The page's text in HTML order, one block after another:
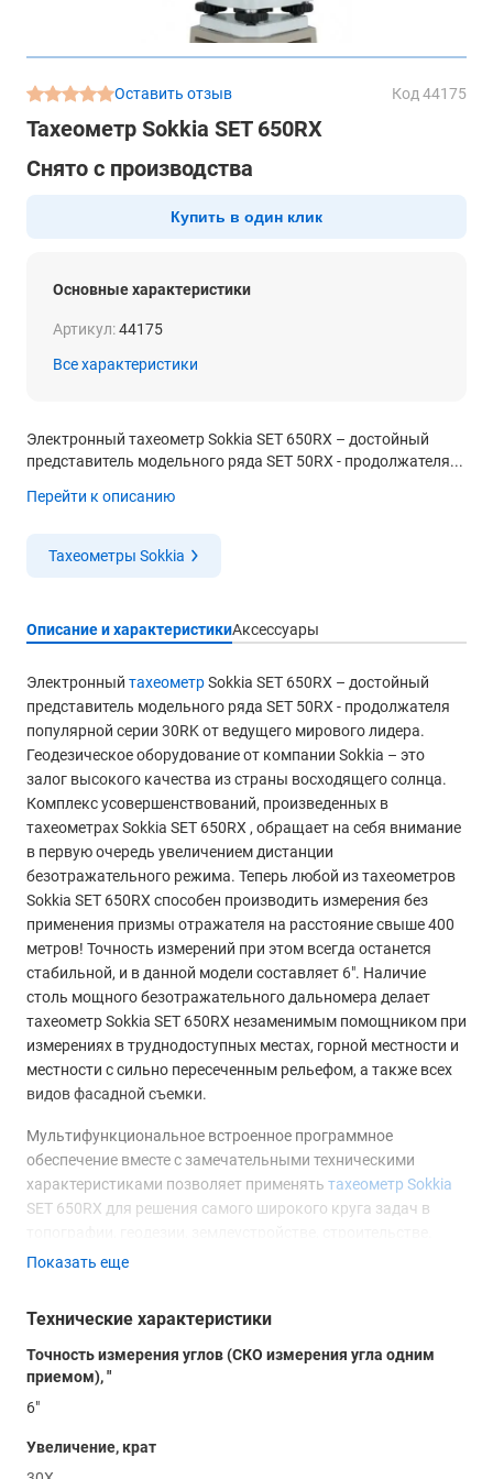
Оставить отзыв Код 44175
Тахеометр Sokkia SET 650RX
Снято с производства
Купить в один клик
Основные характеристики
Артикул:44175
Все характеристики
Электронный тахеометр Sokkia SET 650RX – достойный
представитель модельного ряда SET 50RX - продолжателя...
Перейти к описанию
Тахеометры Sokkia
Описание и характеристикиАксессуары
Электронный тахеометрSokkia SET 650RX – достойный
представитель модельного ряда SET 50RX - продолжателя
популярной серии 30RK от ведущего мирового лидера.
Геодезическое оборудование от компании Sokkia – это
залог высокого качества из страны восходящего солнца.
Комплекс усовершенствований, произведенных в
тахеометрах Sokkia SET 650RX , обращает на себя внимание
в первую очередь увеличением дистанции
безотражательного режима. Теперь любой из тахеометров
Sokkia SET 650RX способен производить измерения без
применения призмы отражателя на расстояние свыше 400
метров! Точность измерений при этом всегда останется
стабильной, и в данной модели составляет 6". Наличие
столь мощного безотражательного дальномера делает
тахеометр Sokkia SET 650RX незаменимым помощником при
измерениях в труднодоступных местах, горной местности и
местности с сильно пересеченным рельефом, а также всех
видов фасадной съемки.
Мультифункциональное встроенное программное
обеспечение вместе с замечательными техническими
характеристиками позволяет применять тахеометр Sokkia
SET 650RX для решения самого широкого круга задач в
Огромный запас интегрированной памяти, с возможностью
(опционально) дают фактически неограниченный простор
для хранения и эффективного управления данными.
Принципиально новый лазерный дальномер с
Показать еще
Технические характеристики
Точность измерения углов (СКО измерения угла одним
приемом), "
6"
Увеличение, крат